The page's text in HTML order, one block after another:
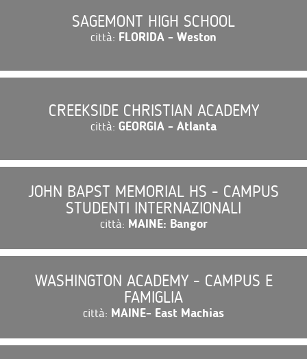
SAGEMONT HIGH SCHOOL
città: FLORIDA - Weston
CREEKSIDE CHRISTIAN ACADEMY
città: GEORGIA - Atlanta
JOHN BAPST MEMORIAL HS - CAMPUS
STUDENTI INTERNAZIONALI
città: MAINE: Bangor
WASHINGTON ACADEMY - CAMPUS E
FAMIGLIA
città: MAINE- East Machias